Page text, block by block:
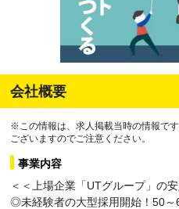
会社概要
※この情報は、求人掲載当時の情報で
ございますのでご注意ください。
事業内容
＜＜上場企業「UTグループ」の
◎未経験者の大型採用開始！50～